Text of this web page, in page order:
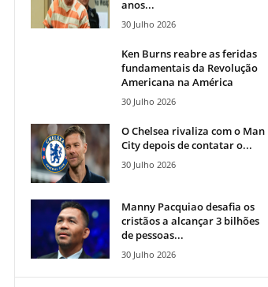
anos...
30 Julho 2026
Ken Burns reabre as feridas
fundamentais da Revolução
Americana na América
30 Julho 2026
O Chelsea rivaliza com o Man
City depois de contatar o...
30 Julho 2026
Manny Pacquiao desafia os
cristãos a alcançar 3 bilhões
de pessoas...
30 Julho 2026